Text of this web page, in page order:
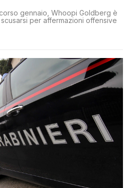
gennaio, Whoopi Goldberg è
per affermazioni offensive